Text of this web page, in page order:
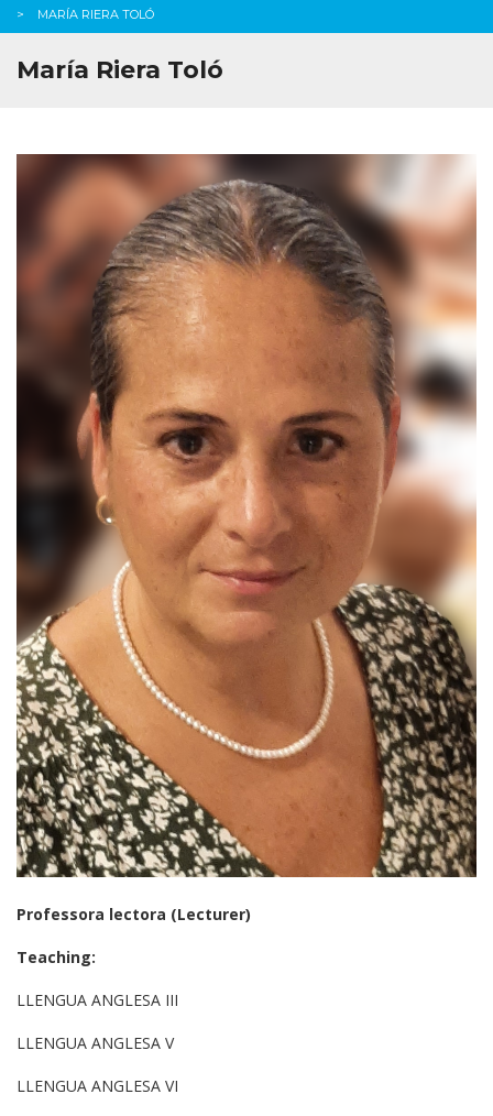
MARÍA RIERA TOLÓ
María Riera Toló
Professora lectora (Lecturer)
Teaching:
LLENGUA ANGLESA III
LLENGUA ANGLESA V
LLENGUA ANGLESA VI